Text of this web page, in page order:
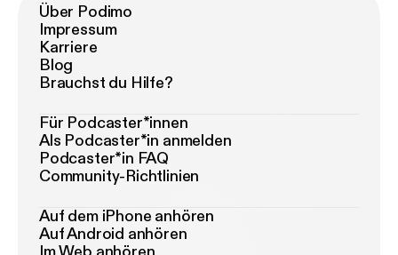
Über Podimo
Impressum
Karriere
Blog
Brauchst du Hilfe?
Für Podcaster*innen
Als Podcaster*in anmelden
Podcaster*in FAQ
Community-Richtlinien
Auf dem iPhone anhören
Auf Android anhören